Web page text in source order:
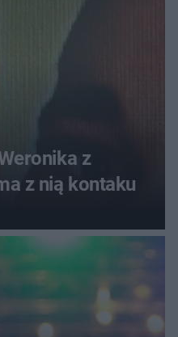
z
z nią kontaku